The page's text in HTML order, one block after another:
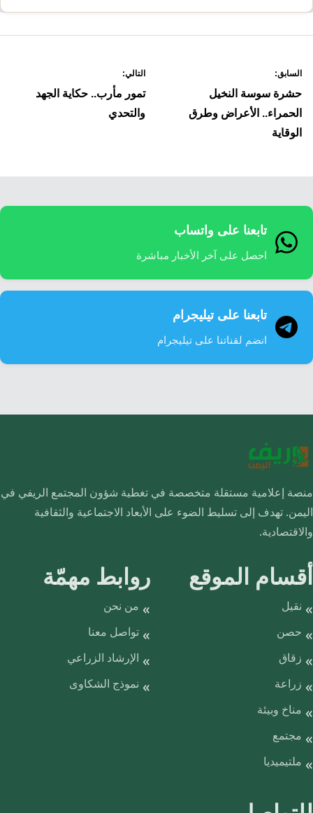
المقالات
السابق:
حشرة سوسة النخيل
الحمراء.. الأعراض وطرق
الوقاية
التالي:
تمور مأرب.. حكاية الجهد
والتحدي
تابعنا على واتساب
احصل على آخر الأخبار مباشرة
تابعنا على تيليجرام
انضم لقناتنا على تيليجرام
منصة إعلامية مستقلة متخصصة في تغطية شؤون المجتمع الريفي في
اليمن. تهدف إلى تسليط الضوء على الأبعاد الاجتماعية والثقافية
والاقتصادية.
أقسام الموقع
نقيل
حصن
زقاق
زراعة
مناخ وبيئة
مجتمع
ملتيميديا
روابط مهمّة
من نحن
تواصل معنا
الإرشاد الزراعي
نموذج الشكاوى